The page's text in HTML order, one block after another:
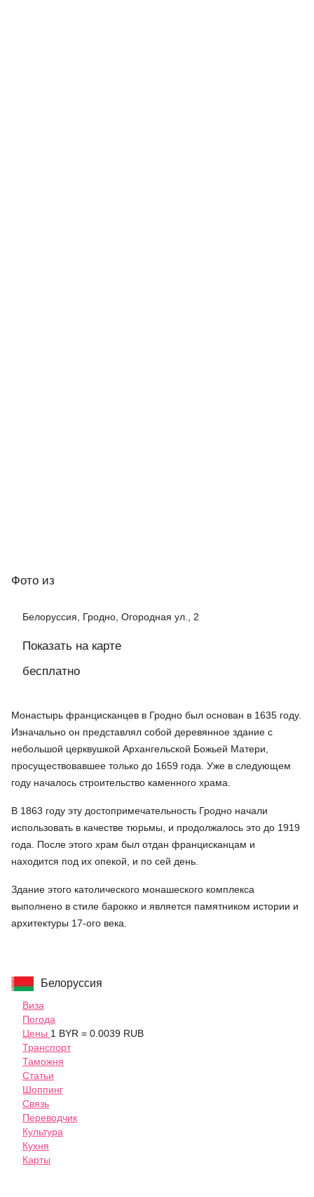
Фото из
Белоруссия, Гродно, Огородная ул., 2
Показать на карте
бесплатно
Монастырь францисканцев в Гродно был основан в 1635 году.
Изначально он представлял собой деревянное здание с
небольшой церквушкой Архангельской Божьей Матери,
просуществовавшее только до 1659 года. Уже в следующем
году началось строительство каменного храма.
В 1863 году эту достопримечательность Гродно начали
использовать в качестве тюрьмы, и продолжалось это до 1919
года. После этого храм был отдан францисканцам и
находится под их опекой, и по сей день.
Здание этого католического монашеского комплекса
выполнено в стиле барокко и является памятником истории и
архитектуры 17-ого века.
Белоруссия
Виза
Погода
Цены 1 BYR = 0.0039 RUB
Транспорт
Таможня
Статьи
Шоппинг
Связь
Переводчик
Культура
Кухня
Карты